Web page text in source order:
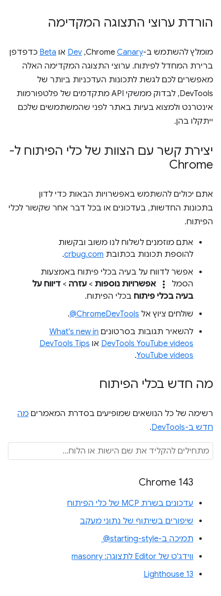
הורדת ערוצי התצוגה המקדימה
מומלץ להשתמש ב-ChromeCanary
,‏
Dev או Beta כדפדפן
ברירת המחדל לפיתוח. ערוצי התצוגה המקדימה האלה
מאפשרים לכם לגשת לתכונות העדכניות ביותר של
DevTools, לבדוק ממשקי API מתקדמים של פלטפורמות
אינטרנט ולמצוא בעיות באתר לפני שהמשתמשים שלכם
ייתקלו בהן.
יצירת קשר עם הצוות של כלי הפיתוח ל-
Chrome
אתם יכולים להשתמש באפשרויות הבאות כדי לדון
בתכונות החדשות, בעדכונים או בכל דבר אחר שקשור לכלי
הפיתוח.
אתם מוזמנים לשלוח לנו משוב ובקשות
להוספת תכונות בכתובת crbug.com
.
אפשר לדווח על בעיה בכלי פיתוח באמצעות
הסמל
more_vert אפשרויות נוספות > עזרה > דיווח על
בעיה בכלי פיתוח בכלי הפיתוח.
שולחים ציוץ אל ‎@ChromeDevTools
.
להשאיר תגובות בסרטונים What's new in
DevTools YouTube videos או DevTools Tips
YouTube videos
.
מה חדש בכלי הפיתוח
רשימה של כל הנושאים שמופיעים בסדרת המאמרים מה
חדש ב-DevTools
.
Chrome 143
עדכונים בשרת MCP של כלי הפיתוח
שיפורים בשיתוף של נתוני מעקב
תמיכה ב-‎ @starting-style
ווידג'ט של Editor לתצוגה: masonry
Lighthouse 13